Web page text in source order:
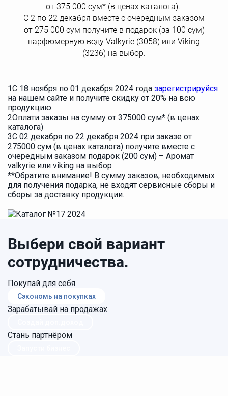
от 375 000 сум* (в ценах каталога).
С 2 по 22 декабря вместе с очередным заказом
от 275 000 сум получите в подарок (за 100 сум)
парфюмерную воду Valkyrie (3058) или Viking
(3236) на выбор.
1С 18 ноября по 01 декабря 2024 года зарегистрируйся
на нашем сайте и получите скидку от 20% на всю
продукцию.
2Оплати заказы на сумму от 375000 сум* (в ценах
каталога)
3С 02 декабря по 22 декабря 2024 при заказе от
275000 сум (в ценах каталога) получите вместе с
очередным заказом подарок (200 сум) – Аромат
valkyrie или viking на выбор
**Обратите внимание! В сумму заказов, необходимых
для получения подарка, не входят сервисные сборы и
сборы за доставку продукции.
Выбери свой вариант
сотрудничества.
Покупай для себя
Сэкономь на покупках
Зарабатывай на продажах
Стань партнёром